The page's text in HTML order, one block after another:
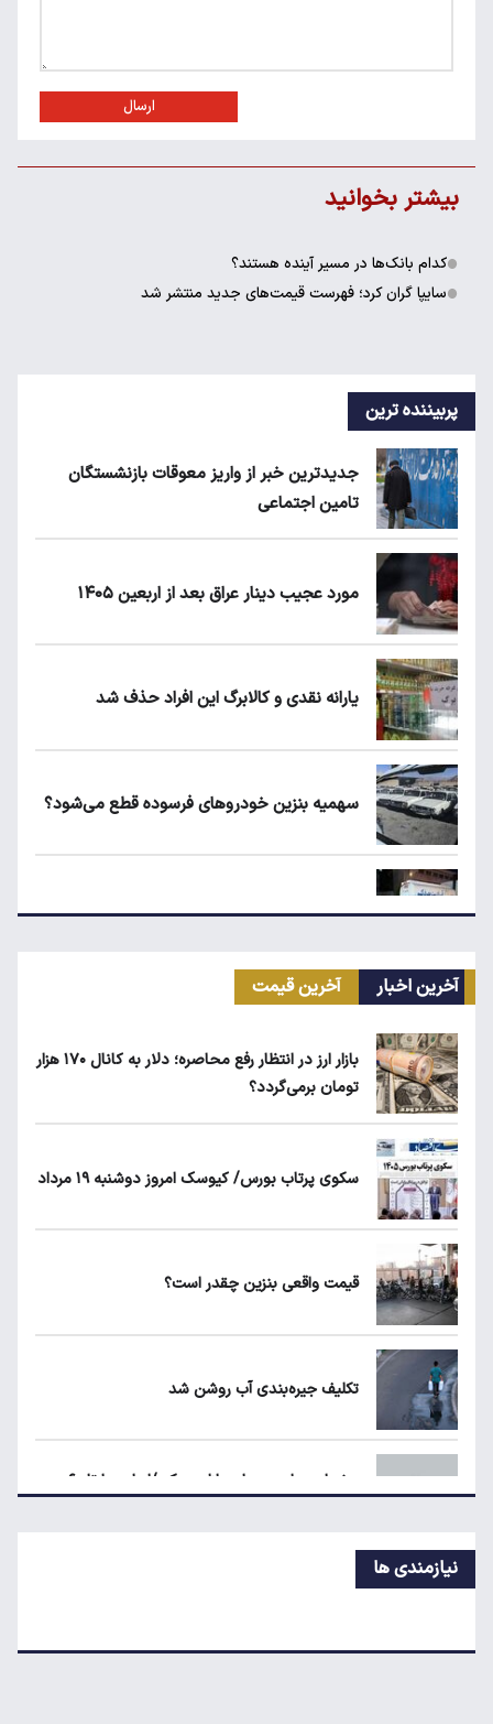
ارسال
بیشتر بخوانید
کدام بانک‌ها در مسیر آینده هستند؟
سایپا گران کرد؛ فهرست قیمت‌های جدید منتشر شد
پربیننده ترین
جدیدترین خبر از واریز معوقات بازنشستگان
تامین اجتماعی
مورد عجیب دینار عراق بعد از اربعین ۱۴۰۵
یارانه نقدی و کالابرگ این افراد حذف شد
سهمیه بنزین خودروهای فرسوده قطع می‌شود؟
علت افزایش رقم برخی قبوض آب در تابستان
شرط جدید دریافت یارانه و کالابرگ
مرغ گران می‌شود
آخرین اخبار آخرین قیمت
بازار ارز در انتظار رفع محاصره؛ دلار به کانال ۱۷۰ هزار
تومان برمی‌گردد؟
سکوی پرتاب بورس/ کیوسک امروز دوشنبه ۱۹ مرداد
قیمت واقعی بنزین چقدر است؟
تکلیف جیره‌بندی آب روشن شد
هشدار مجلس درباره بازار مسکن/اجاره‌بها تا ۶۰
نیازمندی ها